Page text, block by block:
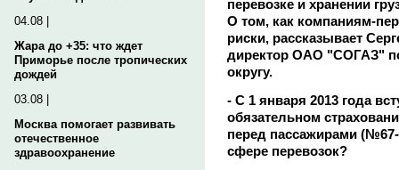
04.08 |
Жара до +35: что ждет
Приморье после тропических
дождей
03.08 |
Москва помогает развивать
отечественное
здравоохранение
перевозке и хранении
О том, как компаниям-
риски, рассказывает
директор ОАО "СОГАЗ"
округу.
- С 1 января 2013 года
обязательном
перед пассажирами
сфере перевозок?